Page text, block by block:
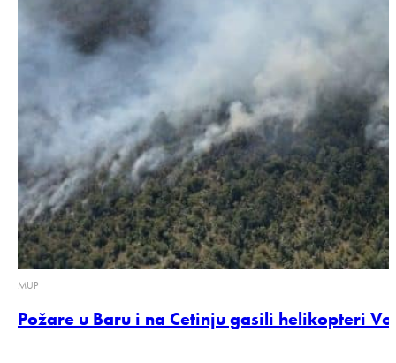
MUP
Požare u Baru i na Cetinju gasili helikopteri